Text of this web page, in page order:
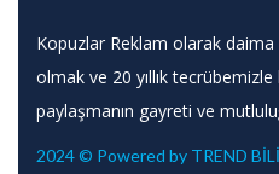
Kopuzlar Reklam olarak
olmak ve 20 yıllık
paylaşmanın gayreti ve
2024 © Powered by TREND